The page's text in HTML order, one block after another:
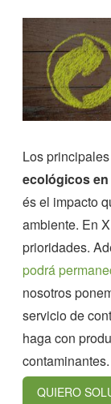
Los principales
ecológicos
és el impacto
ambiente. En
prioridades.
podrá
nosotros
servicio de
haga con
contaminantes.
QUIERO